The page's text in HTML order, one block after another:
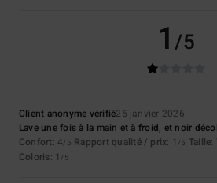
1/5
Client anonyme vérifié25 janvier 2026
Lave une fois à la main et à froid, et noir
Confort: 4/5 Rapport qualité / prix: 1 /5 Taille:
Coloris: 1 /5